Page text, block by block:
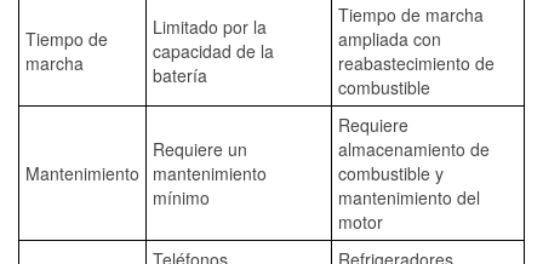
Tiempo de
marcha
Limitado por la
capacidad de la
batería
Tiempo de marcha
ampliada con
reabastecimiento de
combustible
Mantenimiento
Requiere un
mantenimiento
mínimo
Requiere
almacenamiento de
combustible y
mantenimiento del
motor
Teléfonos,
Refrigeradores,